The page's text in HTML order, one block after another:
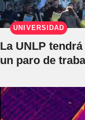
UNIVERSIDAD
La UNLP
un paro de